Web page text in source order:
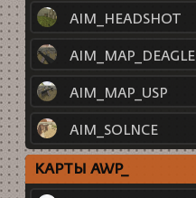
AIM_HEADSHOT
AIM_MAP_DEAGLE
AIM_MAP_USP
AIM_SOLNCE
КАРТЫ AWP_